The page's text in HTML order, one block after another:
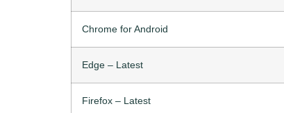
Chrome for Android
Edge – Latest
Firefox – Latest